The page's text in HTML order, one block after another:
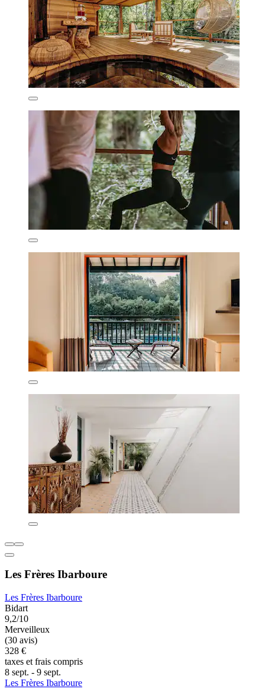
Les Frères Ibarboure
Les Frères Ibarboure
Bidart
9,2/10
Merveilleux
(30 avis)
328 €
taxes et frais compris
8 sept. - 9 sept.
Les Frères Ibarboure